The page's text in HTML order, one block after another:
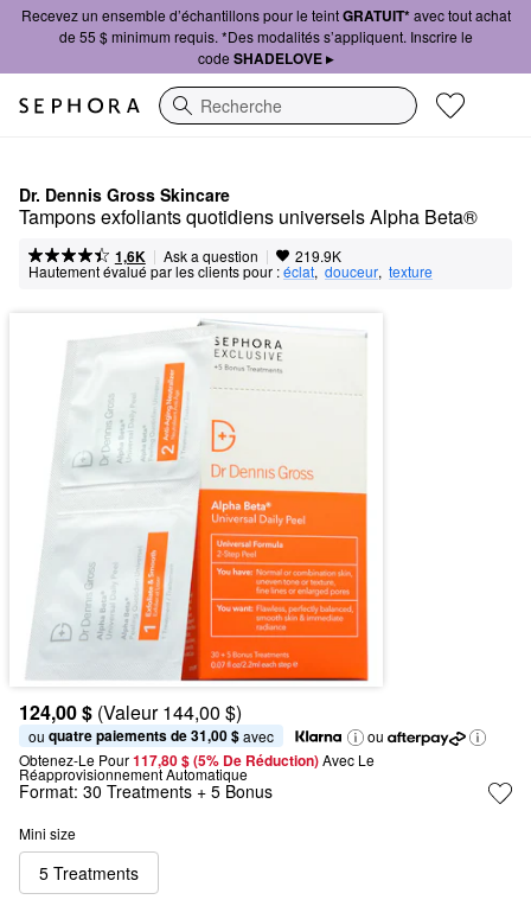
Recevez un ensemble d’échantillons pour le teintGRATUIT*avec tout achat
de 55 $ minimum requis. *Des modalités s’appliquent. Inscrire le
code SHADELOVE ▸
Recherche
Dr. Dennis Gross Skincare
Tampons exfoliants quotidiens universels Alpha Beta®
1,6K | Ask a question | 219.9K
Hautement évalué par les clients pour :éclat, douceur, texture
124,00 $ (Valeur 144,00 $)
ou quatre paiements de 31,00 $ avec
ou
Obtenez-Le Pour117,80 $ (5% De Réduction) Avec Le
Réapprovisionnement Automatique
Format: 30 Treatments + 5 Bonus
Mini size
5 Treatments